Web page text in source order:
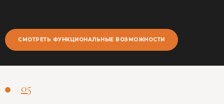
СМОТРЕТЬ ФУНКЦИОНАЛЬНЫЕ ВОЗМОЖНОСТИ
05